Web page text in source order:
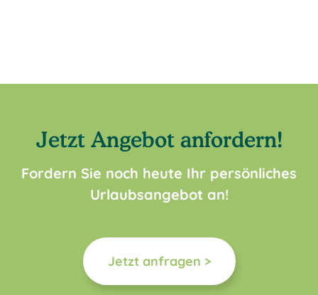
Jetzt Angebot anfordern!
Fordern Sie noch heute Ihr persönliches
Urlaubsangebot an!
Jetzt anfragen >